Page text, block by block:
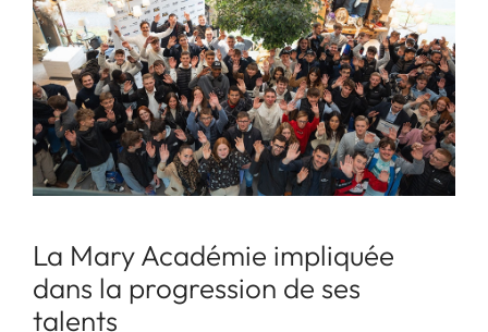
La Mary Académie impliquée
dans la progression de ses
talents